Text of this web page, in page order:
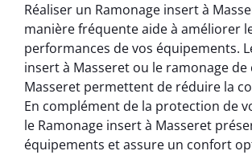
Réaliser un Ramonage insert à
manière fréquente aide à améliorer
performances de vos équipements.
insert à Masseret ou le ramonage de
Masseret permettent de réduire la
En complément de la protection de
le Ramonage insert à Masseret
équipements et assure un confort